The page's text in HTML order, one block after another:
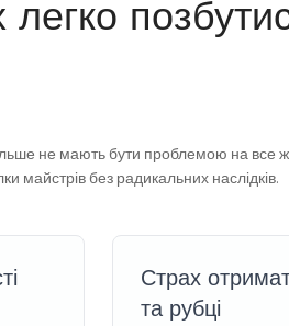
не мають бути проблемою на все
майстрів без радикальних наслідків.
Страх
та рубці